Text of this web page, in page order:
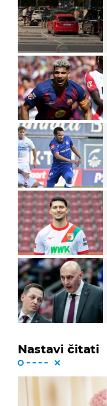
Nastavi čitati